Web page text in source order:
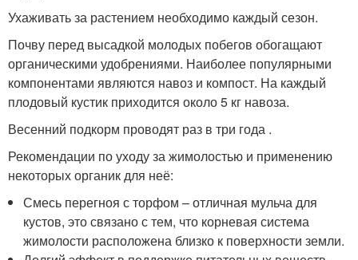
Ухаживать за растением необходимо каждый сезон.
Почву перед высадкой молодых побегов обогащают
органическими удобрениями. Наиболее популярными
компонентами являются навоз и компост. На каждый
плодовый кустик приходится около 5 кг навоза.
Весенний подкорм проводят раз в три года .
Рекомендации по уходу за жимолостью и применению
некоторых органик для неё:
Смесь перегноя с торфом – отличная мульча для
кустов, это связано с тем, что корневая система
жимолости расположена близко к поверхности земли.